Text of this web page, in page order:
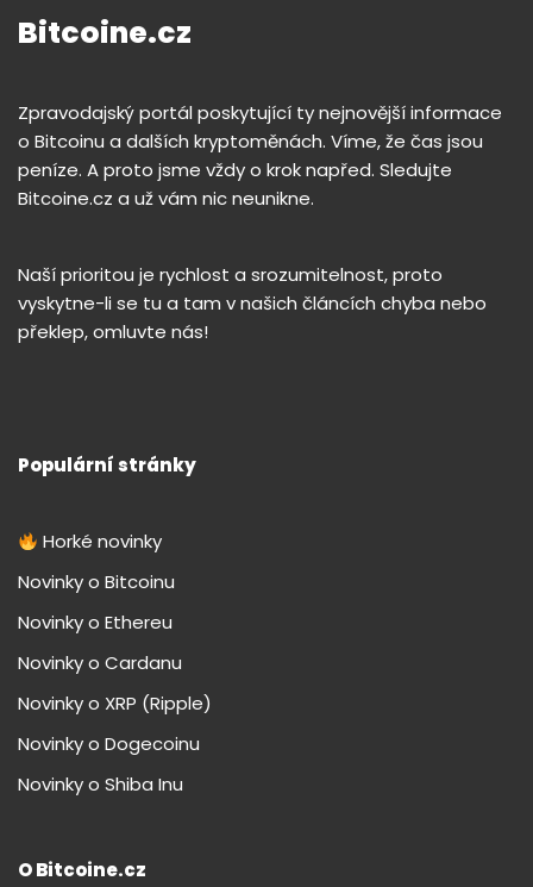
Bitcoine.cz
Zpravodajský portál poskytující ty nejnovější informace
o Bitcoinu a dalších kryptoměnách. Víme, že čas jsou
peníze. A proto jsme vždy o krok napřed. Sledujte
Bitcoine.cz a už vám nic neunikne.
Naší prioritou je rychlost a srozumitelnost, proto
vyskytne-li se tu a tam v našich článcích chyba nebo
překlep, omluvte nás!
Populární stránky
Horké novinky
Novinky o Bitcoinu
Novinky o Ethereu
Novinky o Cardanu
Novinky o XRP (Ripple)
Novinky o Dogecoinu
Novinky o Shiba Inu
O Bitcoine.cz